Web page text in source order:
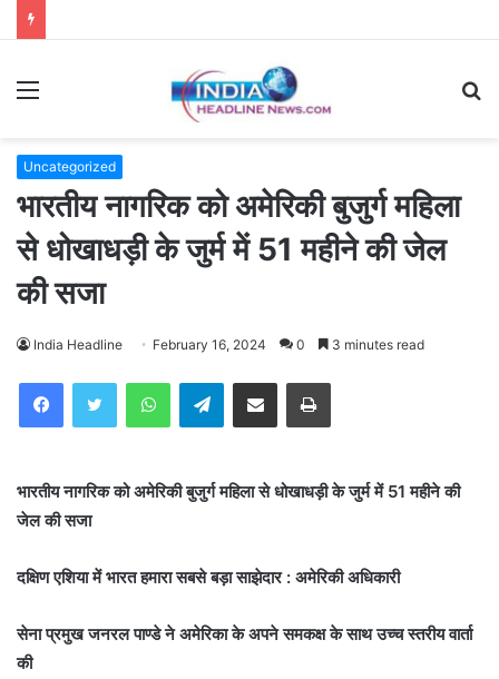
Menu
Uncategorized
भारतीय नागरिक को अमेरिकी बुजुर्ग महिला
से धोखाधड़ी के जुर्म में 51 महीने की जेल
की सजा
India Headline February 16, 2024 0 3 minutes read
WhatsAppTelegramShare via Email Print
भारतीय नागरिक को अमेरिकी बुजुर्ग महिला से धोखाधड़ी के जुर्म में 51 महीने की
जेल की सजा
दक्षिण एशिया में भारत हमारा सबसे बड़ा साझेदार : अमेरिकी अधिकारी
सेना प्रमुख जनरल पाण्डे ने अमेरिका के अपने समकक्ष के साथ उच्च स्तरीय वार्ता
की